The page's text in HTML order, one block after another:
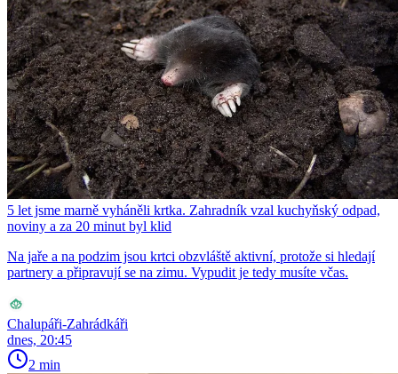
5 let jsme marně vyháněli krtka. Zahradník vzal kuchyňský odpad,
noviny a za 20 minut byl klid
Na jaře a na podzim jsou krtci obzvláště aktivní, protože si hledají
partnery a připravují se na zimu. Vypudit je tedy musíte včas.
Chalupáři-Zahrádkáři
dnes, 20:45
2 min